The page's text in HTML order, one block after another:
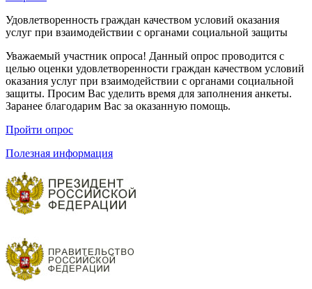
Удовлетворенность граждан качеством условий оказания
услуг при взаимодействии с органами социальной защиты
Уважаемый участник опроса! Данный опрос проводится с
целью оценки удовлетворенности граждан качеством условий
оказания услуг при взаимодействии с органами социальной
защиты. Просим Вас уделить время для заполнения анкеты.
Заранее благодарим Вас за оказанную помощь.
Пройти опрос
Полезная информация